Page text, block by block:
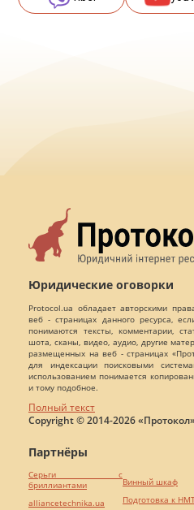
Юридические оговорки
Protocol.ua обладает авторскими
веб - страницах данного ресурса,
понимаются тексты, комментарии,
шота, сканы, видео, аудио, другие
размещенных на веб - страницах
для индексации поисковыми
использованием понимается
и тому подобное.
Полный текст
Copyright © 2014-2026
Партнёры
Серьги с
бриллиантами
alliancetechnika.ua
Винный шкаф
Подготовка к